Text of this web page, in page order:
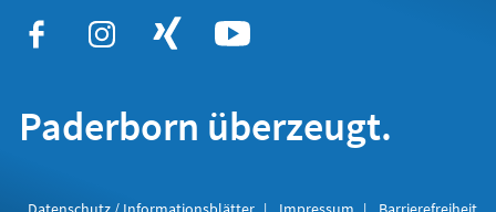
Paderborn überzeugt.